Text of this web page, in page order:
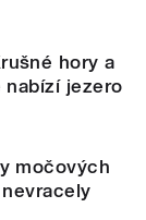
hory a
nabízí jezero
močových